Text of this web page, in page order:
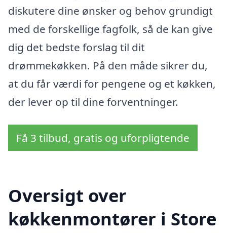
diskutere dine ønsker og behov grundigt
med de forskellige fagfolk, så de kan give
dig det bedste forslag til dit
drømmekøkken. På den måde sikrer du,
at du får værdi for pengene og et køkken,
der lever op til dine forventninger.
Få 3 tilbud, gratis og uforpligtende
Oversigt over
køkkenmontører i Store